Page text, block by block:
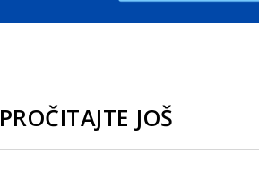
PROČITAJTE JOŠ